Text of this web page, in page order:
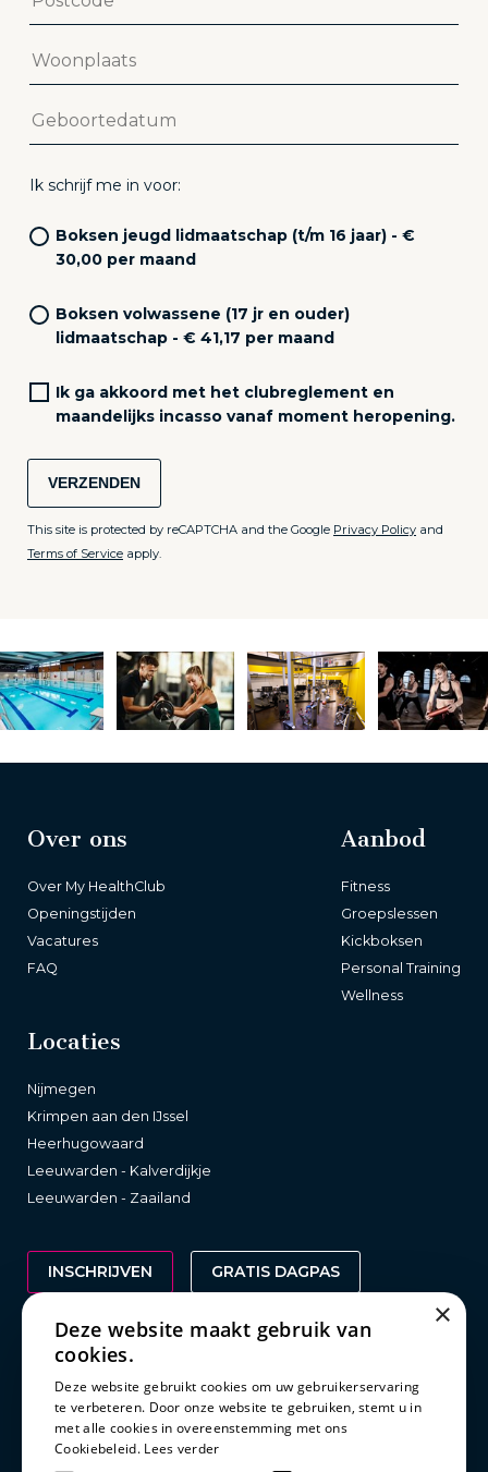
Ik schrijf me in voor:
Boksen jeugd lidmaatschap (t/m 16 jaar) - €
30,00 per maand
Boksen volwassene (17 jr en ouder)
lidmaatschap - € 41,17 per maand
Ik ga akkoord met het clubreglement en
maandelijks incasso vanaf moment heropening.
VERZENDEN
This site is protected by reCAPTCHA and the Google Privacy Policy and
Terms of Service apply.
Over ons
Over My HealthClub
Openingstijden
Vacatures
FAQ
Aanbod
Fitness
Groepslessen
Kickboksen
Personal Training
Wellness
Locaties
Nijmegen
Krimpen aan den IJssel
Heerhugowaard
Leeuwarden - Kalverdijkje
Leeuwarden - Zaailand
INSCHRIJVEN GRATIS DAGPAS
Wetgeving
Clubreglement
Privacy statement
Disclaimer
×
Deze website maakt gebruik van
cookies.
Deze website gebruikt cookies om uw gebruikerservaring
te verbeteren. Door onze website te gebruiken, stemt u in
met alle cookies in overeenstemming met ons
Cookiebeleid. Lees verder